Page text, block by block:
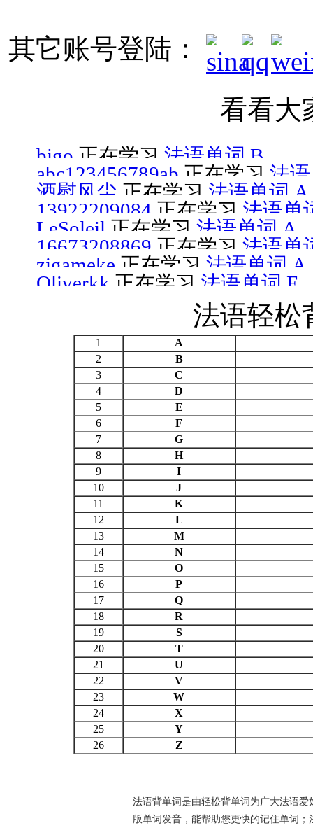
其它账号登陆：
看看大
bigo 正在学习 法语单词 B
abc123456789ab 正在学习 法
酒慰风尘 正在学习 法语单词 A
13922209084 正在学习 法语单
LeSoleil 正在学习 法语单词 A
16673208869 正在学习 法语单
zigameke 正在学习 法语单词 A
Oliverkk 正在学习 法语单词 E
法语轻松
1
A
2
B
3
C
4
D
5
E
6
F
7
G
8
H
9
I
10
J
11
K
12
L
13
M
14
N
15
O
16
P
17
Q
18
R
19
S
20
T
21
U
22
V
23
W
24
X
25
Y
26
Z
法语背单词是由轻松背单词为广大法语
版单词发音，能帮助您更快的记住单词